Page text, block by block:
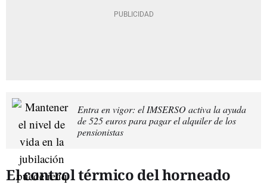
Entra en vigor: el IMSERSO activa la ayuda
de 525 euros para pagar el alquiler de los
pensionistas
El control térmico del horneado